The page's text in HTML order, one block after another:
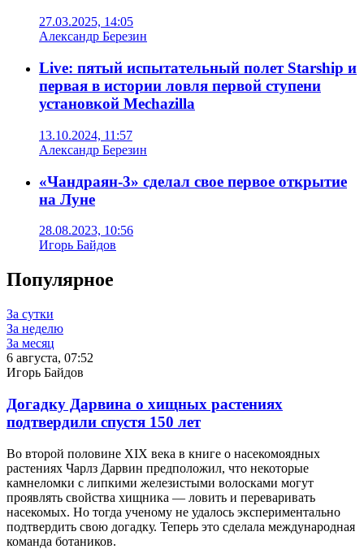
27.03.2025, 14:05
Александр Березин
Live: пятый испытательный полет Starship и
первая в истории ловля первой ступени
установкой Mechazilla
13.10.2024, 11:57
Александр Березин
«Чандраян-3» сделал свое первое открытие
на Луне
28.08.2023, 10:56
Игорь Байдов
Популярное
За сутки
За неделю
За месяц
6 августа, 07:52
Игорь Байдов
Догадку Дарвина о хищных растениях
подтвердили спустя 150 лет
Во второй половине XIX века в книге о насекомоядных
растениях Чарлз Дарвин предположил, что некоторые
камнеломки с липкими железистыми волосками могут
проявлять свойства хищника — ловить и переваривать
насекомых. Но тогда ученому не удалось экспериментально
подтвердить свою догадку. Теперь это сделала международная
команда ботаников.